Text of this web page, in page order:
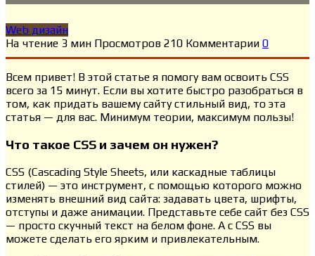
Web дизайн
На чтение 3 мин Просмотров 210 Комментарии 0
Всем привет! В этой статье я помогу вам освоить CSS
всего за 15 минут. Если вы хотите быстро разобраться в
том, как придать вашему сайту стильный вид, то эта
статья — для вас. Минимум теории, максимум пользы!
Что такое CSS и зачем он нужен?
CSS (Cascading Style Sheets, или каскадные таблицы
стилей) — это инструмент, с помощью которого можно
изменять внешний вид сайта: задавать цвета, шрифты,
отступы и даже анимации. Представьте себе сайт без CSS
— просто скучный текст на белом фоне. А с CSS вы
можете сделать его ярким и привлекательным.